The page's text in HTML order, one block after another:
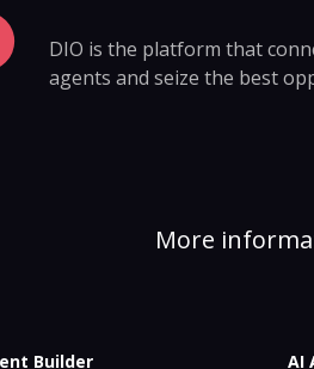
DIO is the platform that
agents and seize the best
More
Builder AI